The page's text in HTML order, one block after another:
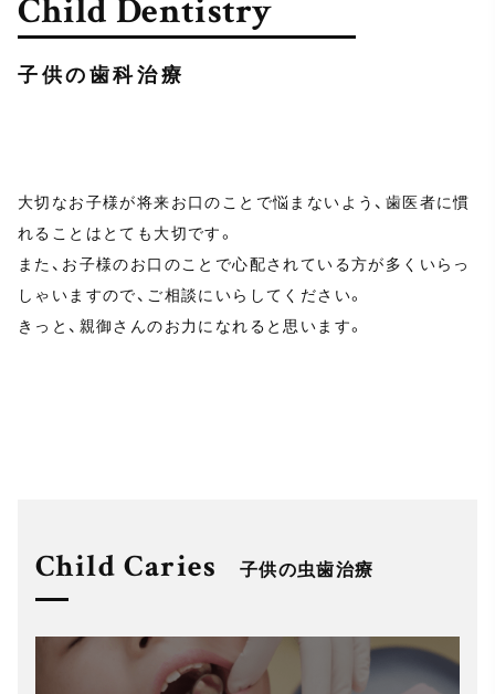
Child Dentistry
子供の歯科治療
大切なお子様が将来お口のことで悩まないよう、歯医者に慣
れることはとても大切です。
また、お子様のお口のことで心配されている方が多くいらっ
しゃいますので、ご相談にいらしてください。
きっと、親御さんのお力になれると思います。
Child Caries 子供の虫歯治療